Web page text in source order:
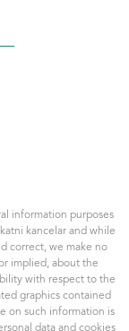
information purposes
kancelar and while
correct, we make no
implied, about the
with respect to the
graphics contained
on such information is
data and cookies